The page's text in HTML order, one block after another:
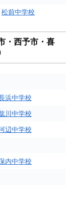
松前中学校
・西予市・喜
浜中学校
川中学校
辺中学校
内中学校